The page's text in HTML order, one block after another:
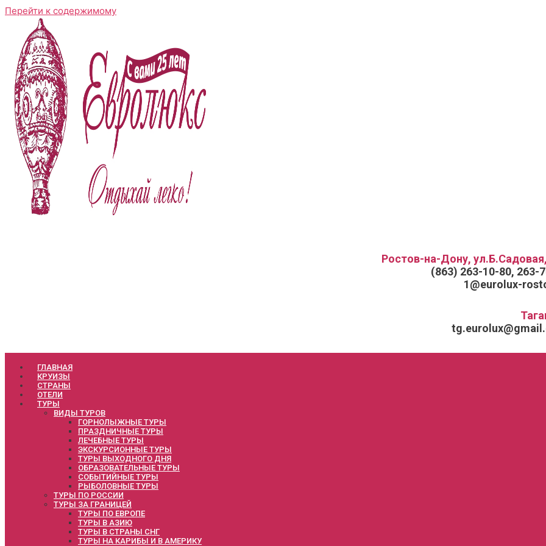
Перейти к содержимому
Ростов-на-Дону,
(863) 263-10-80, 263-
1@eurolux-
ГЛАВНАЯ
КРУИЗЫ
СТРАНЫ
ОТЕЛИ
ТУРЫ
ВИДЫ ТУРОВ
ГОРНОЛЫЖНЫЕ ТУРЫ
ПРАЗДНИЧНЫЕ ТУРЫ
ЛЕЧЕБНЫЕ ТУРЫ
ЭКСКУРСИОННЫЕ ТУРЫ
ТУРЫ ВЫХОДНОГО ДНЯ
ОБРАЗОВАТЕЛЬНЫЕ ТУРЫ
СОБЫТИЙНЫЕ ТУРЫ
РЫБОЛОВНЫЕ ТУРЫ
ТУРЫ ПО РОССИИ
ТУРЫ ЗА ГРАНИЦЕЙ
ТУРЫ ПО ЕВРОПЕ
ТУРЫ В АЗИЮ
ТУРЫ В СТРАНЫ СНГ
ТУРЫ НА КАРИБЫ И В АМЕРИКУ